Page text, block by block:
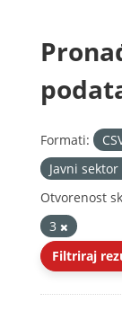
Formati:
Javni sektor
Otvorenost
3
Filtriraj